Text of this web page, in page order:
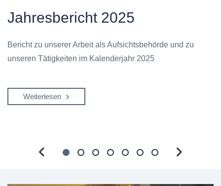
Jahresbericht 2025
Bericht zu unserer Arbeit als Aufsichtsbehörde und zu
unseren Tätigkeiten im Kalenderjahr 2025
Weiterlesen